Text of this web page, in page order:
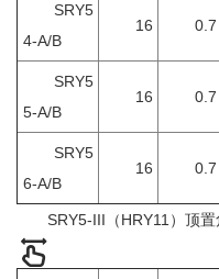
SRY5
4-A/B
16 0.7
SRY5
5-A/B
16 0.7
SRY5
6-A/B
16 0.7
SRY5-III（HRY11）顶